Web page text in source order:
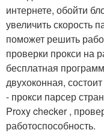
интернете, обойти
увеличить скорость
поможет решить
проверки прокси на
бесплатная
двухоконная,
- прокси парсер
Proxy checker ,
работоспособность.